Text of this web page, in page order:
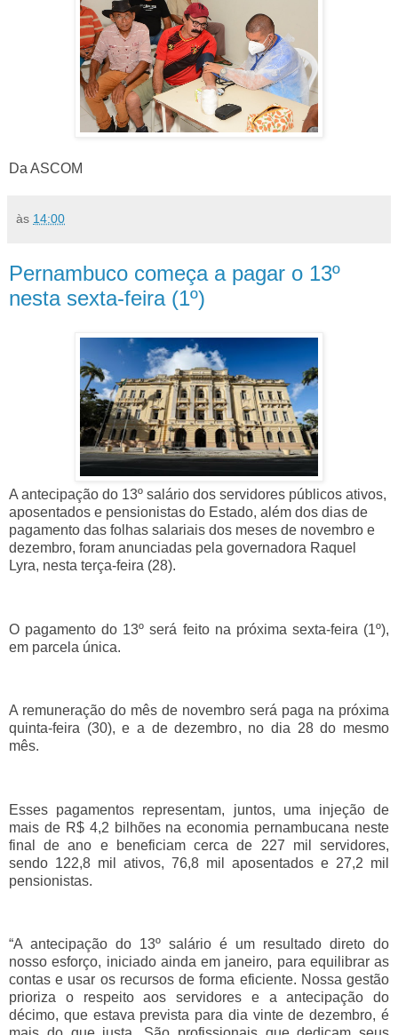
Da ASCOM
às 14:00
Pernambuco começa a pagar o 13º
nesta sexta-feira (1º)
A antecipação do 13º salário dos servidores públicos ativos,
aposentados e pensionistas do Estado, além dos dias de
pagamento das folhas salariais dos meses de novembro e
dezembro, foram anunciadas pela governadora Raquel
Lyra, nesta terça-feira (28).
O pagamento do 13º será feito na próxima sexta-feira (1º),
em parcela única.
A remuneração do mês de novembro será paga na próxima
quinta-feira (30), e a de dezembro, no dia 28 do mesmo
mês.
Esses pagamentos representam, juntos, uma injeção de
mais de R$ 4,2 bilhões na economia pernambucana neste
final de ano e beneficiam cerca de 227 mil servidores,
sendo 122,8 mil ativos, 76,8 mil aposentados e 27,2 mil
pensionistas.
“A antecipação do 13º salário é um resultado direto do
nosso esforço, iniciado ainda em janeiro, para equilibrar as
contas e usar os recursos de forma eficiente. Nossa gestão
prioriza o respeito aos servidores e a antecipação do
décimo, que estava prevista para dia vinte de dezembro, é